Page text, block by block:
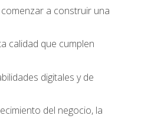
a construir una
calidad que cumplen
digitales y de
del negocio, la